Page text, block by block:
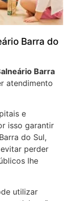
Barra do
Barra
atendimento
e
isso garantir
do Sul,
perder
lhe
utilizar